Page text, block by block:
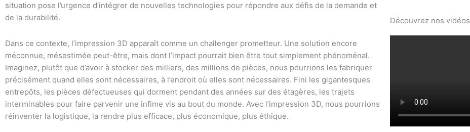
situation pose l’urgence d’intégrer de nouvelles technologies pour répondre aux défis de la demande et
de la durabilité.
Dans ce contexte, l’impression 3D apparaît comme un challenger prometteur. Une solution encore
méconnue, mésestimée peut-être, mais dont l’impact pourrait bien être tout simplement phénoménal.
Imaginez, plutôt que d’avoir à stocker des milliers, des millions de pièces, nous pourrions les fabriquer
précisément quand elles sont nécessaires, à l’endroit où elles sont nécessaires. Fini les gigantesques
entrepôts, les pièces défectueuses qui dorment pendant des années sur des étagères, les trajets
interminables pour faire parvenir une infime vis au bout du monde. Avec l’impression 3D, nous pourrions
réinventer la logistique, la rendre plus efficace, plus économique, plus éthique.
Découvrez nos vidéos